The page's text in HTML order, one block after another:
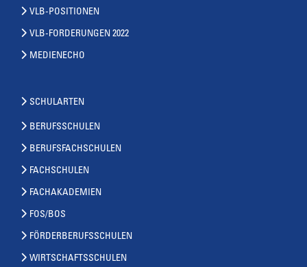
VLB-POSITIONEN
VLB-FORDERUNGEN 2022
MEDIENECHO
SCHULARTEN
BERUFSSCHULEN
BERUFSFACHSCHULEN
FACHSCHULEN
FACHAKADEMIEN
FOS/BOS
FÖRDERBERUFSSCHULEN
WIRTSCHAFTSSCHULEN